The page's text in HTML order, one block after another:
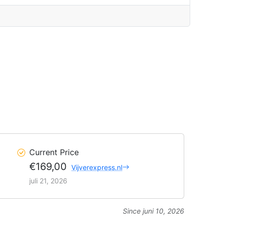
Current Price
€169,00 Vijverexpress.nl
juli 21, 2026
Since juni 10, 2026